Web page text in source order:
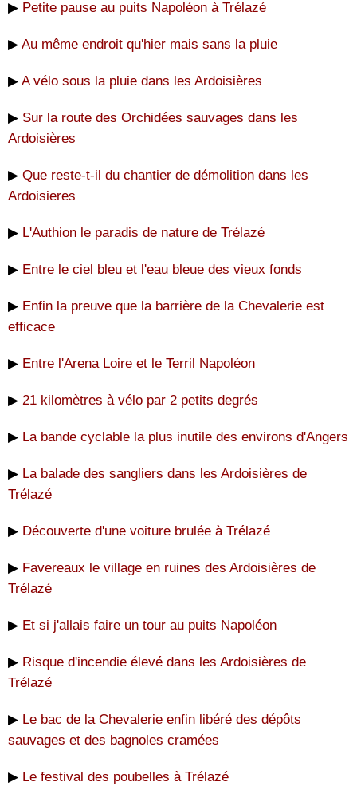
▶ Petite pause au puits Napoléon à Trélazé
▶ Au même endroit qu'hier mais sans la pluie
▶ A vélo sous la pluie dans les Ardoisières
▶ Sur la route des Orchidées sauvages dans les
Ardoisières
▶ Que reste-t-il du chantier de démolition dans les
Ardoisieres
▶ L'Authion le paradis de nature de Trélazé
▶ Entre le ciel bleu et l'eau bleue des vieux fonds
▶ Enfin la preuve que la barrière de la Chevalerie est
efficace
▶ Entre l'Arena Loire et le Terril Napoléon
▶ 21 kilomètres à vélo par 2 petits degrés
▶ La bande cyclable la plus inutile des environs d'Angers
▶ La balade des sangliers dans les Ardoisières de
Trélazé
▶ Découverte d'une voiture brulée à Trélazé
▶ Favereaux le village en ruines des Ardoisières de
Trélazé
▶ Et si j'allais faire un tour au puits Napoléon
▶ Risque d'incendie élevé dans les Ardoisières de
Trélazé
▶ Le bac de la Chevalerie enfin libéré des dépôts
sauvages et des bagnoles cramées
▶ Le festival des poubelles à Trélazé